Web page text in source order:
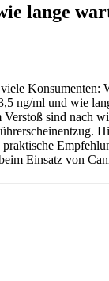
lange
Konsumenten:
ng/ml und wie
sind nach
Einsatz von